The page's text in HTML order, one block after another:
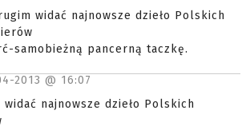
widać najnowsze dzieło Polskich
samobieżną pancerną taczkę.
2013 @ 16:07
widać najnowsze dzieło Polskich